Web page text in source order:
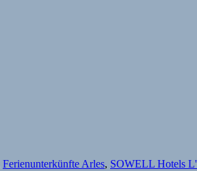
Ferienunterkünfte Arles, SOWELL Hotels